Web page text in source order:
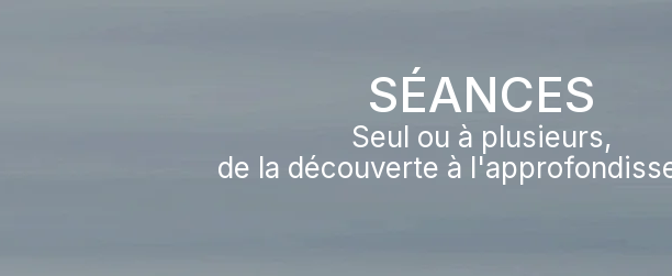
SÉANCES
Seul ou à plusieurs,
de la découverte à